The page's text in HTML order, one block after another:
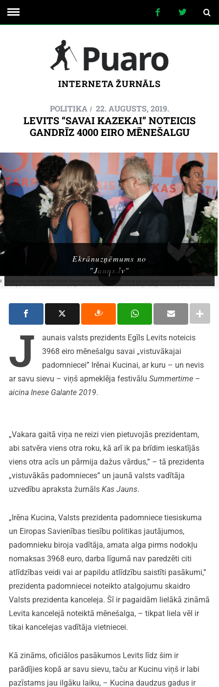
INTERNETA ŽURNĀLS
POLITIKA 22. AUGUSTS, 2019.
LEVITS “SAVAI KAZEKAI” NOTEICIS
GANDRĪZ 4000 EIRO MĒNEŠALGU
Ekrānuzņēmums no
"Jauns.lv"
J
aunais valsts prezidents Egīls Levits noteicis
3968 eiro mēnešalgu savai „vistuvākajai
padomniecei” Irēnai Kucinai, ar kuru – un nevis
ar savu sievu – viņš apmeklēja festivālu Summertime –
aicina Inese Galante 2019.
„Vakara gaitā viņa ne reizi vien pietuvojās prezidentam,
abi satvēra viens otra roku, kā arī ik pa brīdim ieskatījās
viens otra acīs un pārmija dažus vārdus,” – tā prezidenta
„vistuvākās padomnieces” un jaunā valsts vadītāja
uzvedību apraksta žurnāls Kas Jauns.
„Irēna Kucina, Valsts prezidenta padomniece tiesiskuma
un Eiropas Savienības tiesību politikas jautājumos,
padomnieku biroja vadītāja, amata alga pirms nodokļu
nomaksas 3968 euro, darba līgumā nav paredzēti citi
atlīdzības veidi vai ar papildu atlīdzību saistīti pasākumi,”
prezidenta padomniecei noteikto atalgojumu skaidro
Valsts prezidenta kanceleja. Šī ir pagaidām lielākā zināmā
Levita kancelejā noteiktā mēnešalga, – tikpat liela vēl ir
tikai kancelejas vadītāja vietniecei.
Kā zināms, oficiālos pasākumos Levits līdz šim ir
parādījies kopā ar savu sievu, taču ar Kucinu viņš ir labi
pazīstams jau ilgāku laiku, – Kucina daudzus gadus ir